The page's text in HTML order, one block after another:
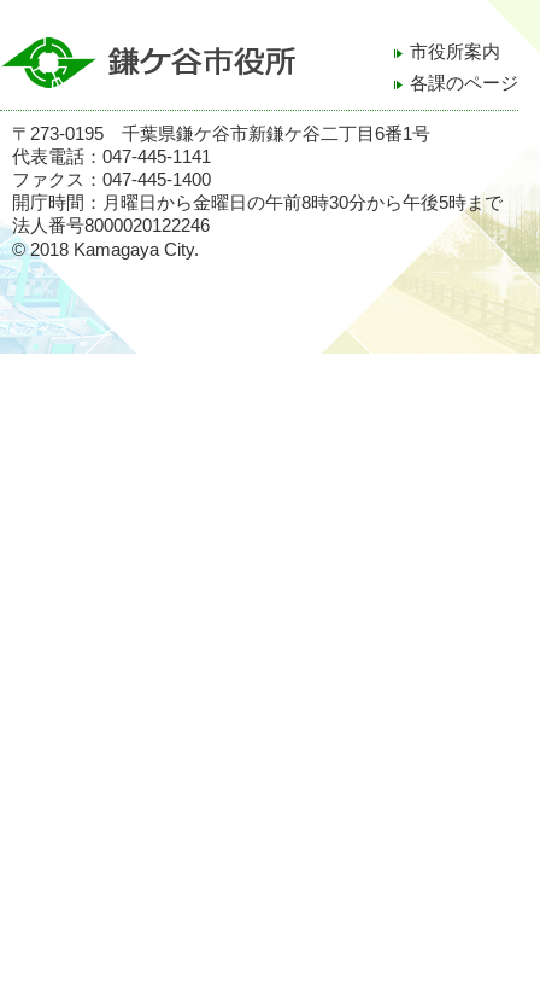
市役所案内
各課のページ
〒273-0195 千葉県鎌ケ谷市新鎌ケ谷二丁目6番1号
代表電話：047-445-1141
ファクス：047-445-1400
開庁時間：月曜日から金曜日の午前8時30分から午後5時まで
法人番号8000020122246
© 2018 Kamagaya City.